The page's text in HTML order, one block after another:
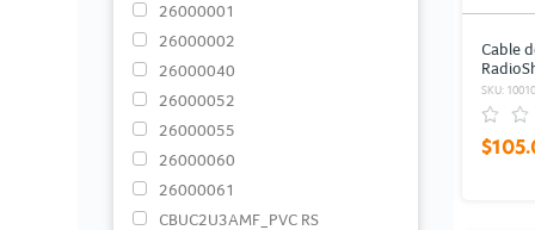
26000001
26000002
26000040
26000052
26000055
26000060
26000061
CBUC2U3AMF_PVC RS
Cable
SKU: